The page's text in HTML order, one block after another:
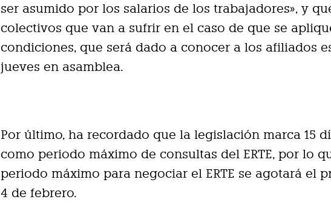
ser asumido por los salarios de los trabajadores», y
colectivos que van a sufrir en el caso de que se
condiciones, que será dado a conocer a los afiliados
jueves en asamblea.
Por último, ha recordado que la legislación marca 15
como periodo máximo de consultas del ERTE, por lo
periodo máximo para negociar el ERTE se agotará el
4 de febrero.